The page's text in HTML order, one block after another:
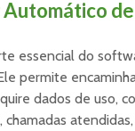
de
essencial do
permite
dados de uso,